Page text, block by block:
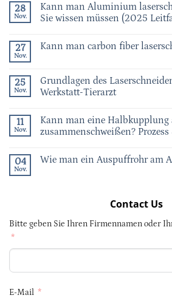
28
Nov.
Kann man Aluminium
Sie wissen müssen (2025
27
Nov.
Kann man carbon fiber
25
Nov.
Grundlagen des
Werkstatt-Tierarzt
11
Nov.
Kann man eine Halbkupplung
zusammenschweißen?
04
Nov.
Wie man ein Auspuffrohr am
Contact Us
Bitte geben Sie Ihren Firmennamen oder
E-Mail